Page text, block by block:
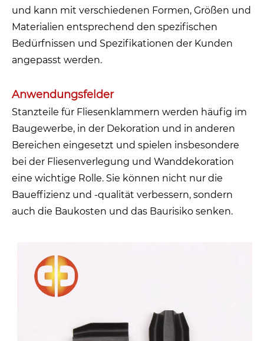
und kann mit verschiedenen Formen, Größen und
Materialien entsprechend den spezifischen
Bedürfnissen und Spezifikationen der Kunden
angepasst werden.
Anwendungsfelder
Stanzteile für Fliesenklammern werden häufig im
Baugewerbe, in der Dekoration und in anderen
Bereichen eingesetzt und spielen insbesondere
bei der Fliesenverlegung und Wanddekoration
eine wichtige Rolle. Sie können nicht nur die
Baueffizienz und -qualität verbessern, sondern
auch die Baukosten und das Baurisiko senken.